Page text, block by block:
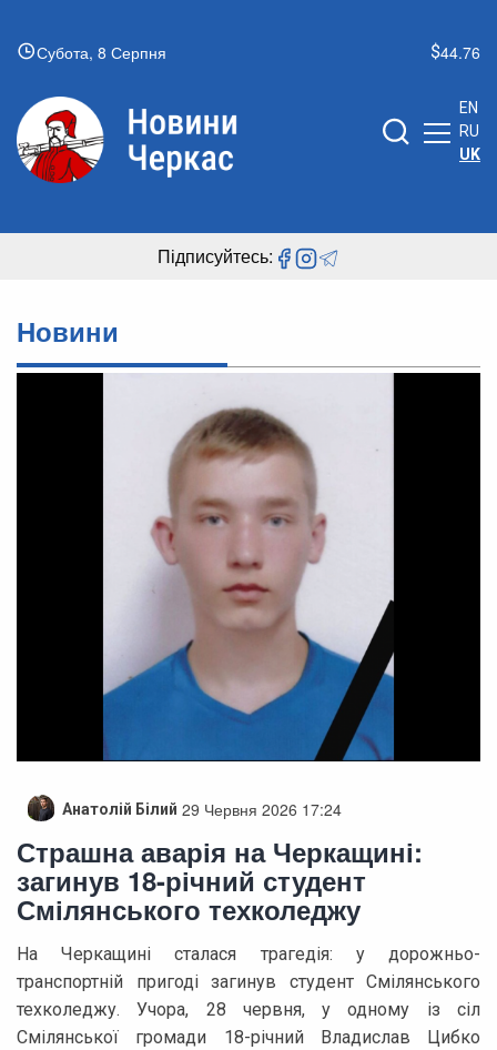
Субота, 8 Серпня 44.76
EN
RU
UK
Підписуйтесь:
Новини
Анатолій Білий 29 Червня 2026 17:24
Страшна аварія на Черкащині:
загинув 18-річний студент
Смілянського техколеджу
На Черкащині сталася трагедія: у дорожньо-
транспортній пригоді загинув студент Смілянського
техколеджу. Учора, 28 червня, у одному із сіл
Смілянської громади 18-річний Владислав Цибко